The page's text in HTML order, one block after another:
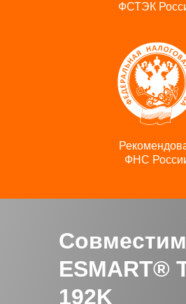
ФСТЭК
ФНС
ESMART®
192K